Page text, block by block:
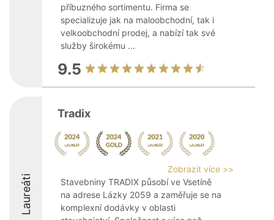
příbuzného sortimentu. Firma se
specializuje jak na maloobchodní, tak i
velkoobchodní prodej, a nabízí tak své
služby širokému ...
9.5
Laureáti
Tradix
Zobrazit více >>
Stavebniny TRADIX působí ve Vsetíně
na adrese Lázky 2059 a zaměřuje se na
komplexní dodávky v oblasti